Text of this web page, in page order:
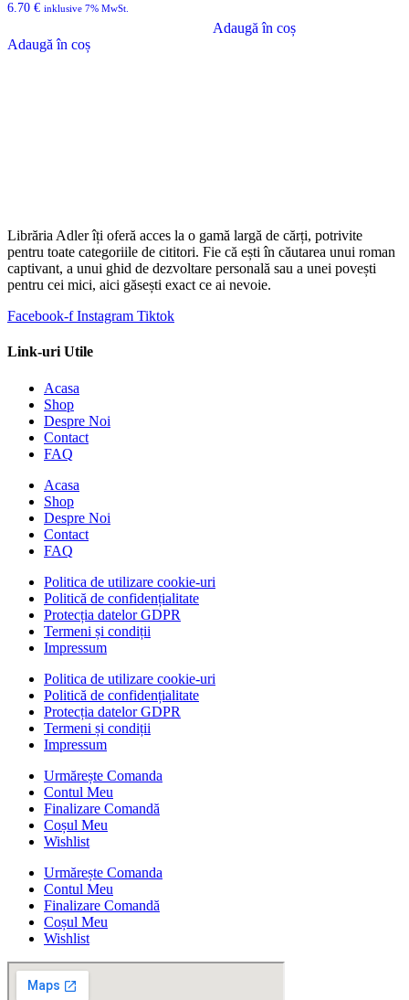
6.70 € inklusive 7% MwSt.
Adaugă în coș
Adaugă în coș
Librăria Adler îți oferă acces la o gamă largă de cărți, potrivite
pentru toate categoriile de cititori. Fie că ești în căutarea unui roman
captivant, a unui ghid de dezvoltare personală sau a unei povești
pentru cei mici, aici găsești exact ce ai nevoie.
Facebook-f Instagram Tiktok
Link-uri Utile
Acasa
Shop
Despre Noi
Contact
FAQ
Acasa
Shop
Despre Noi
Contact
FAQ
Politica de utilizare cookie-uri
Politică de confidențialitate
Protecția datelor GDPR
Termeni și condiții
Impressum
Politica de utilizare cookie-uri
Politică de confidențialitate
Protecția datelor GDPR
Termeni și condiții
Impressum
Urmărește Comanda
Contul Meu
Finalizare Comandă
Coșul Meu
Wishlist
Urmărește Comanda
Contul Meu
Finalizare Comandă
Coșul Meu
Wishlist